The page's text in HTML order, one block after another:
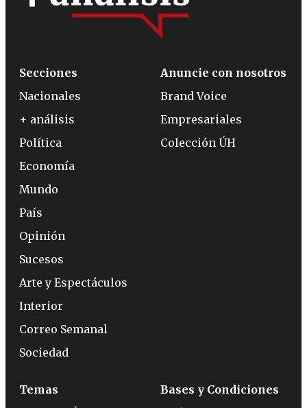
Secciones
Nacionales
+ análisis
Política
Economía
Mundo
País
Opinión
Sucesos
Arte y Espectáculos
Interior
Correo Semanal
Sociedad
Anuncie con nosotros
Brand Voice
Empresariales
Colección ÚH
Temas
Bases y Condiciones